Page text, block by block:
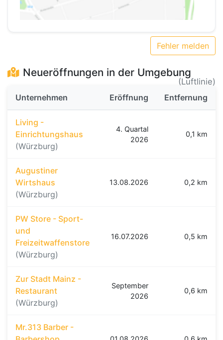
Fehler melden
Neueröffnungen in der Umgebung
(Luftlinie)
Unternehmen
Eröffnung Entfernung
Living -
Einrichtungshaus
(Würzburg)
4. Quartal
2026
0,1 km
Augustiner
Wirtshaus
(Würzburg)
13.08.2026 0,2 km
PW Store - Sport-
und
Freizeitwaffenstore
(Würzburg)
16.07.2026 0,5 km
Zur Stadt Mainz -
Restaurant
(Würzburg)
September
2026
0,6 km
Mr.313 Barber -